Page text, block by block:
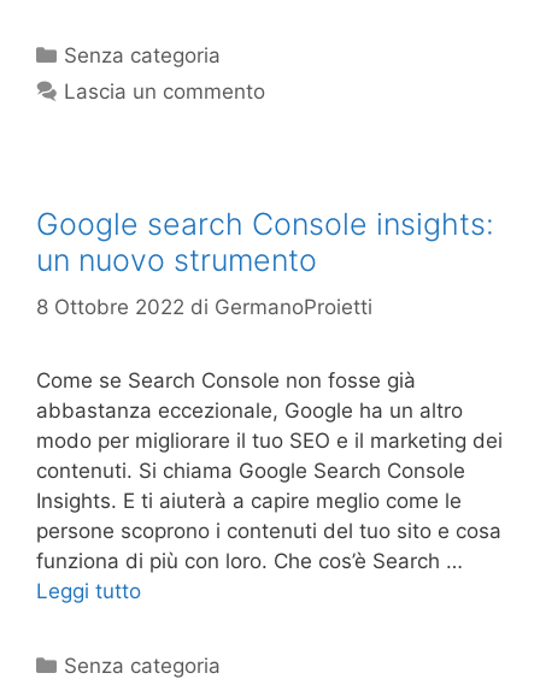
Senza categoria
Lascia un commento
Google search Console insights:
un nuovo strumento
8 Ottobre 2022 di GermanoProietti
Come se Search Console non fosse già
abbastanza eccezionale, Google ha un altro
modo per migliorare il tuo SEO e il marketing dei
contenuti. Si chiama Google Search Console
Insights. E ti aiuterà a capire meglio come le
persone scoprono i contenuti del tuo sito e cosa
funziona di più con loro. Che cos’è Search …
Leggi tutto
Senza categoria